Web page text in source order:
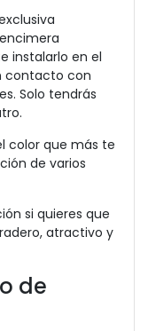
instalarlo en el
contacto con
Solo tendrás
color que más te
de varios
si quieres que
atractivo y
de